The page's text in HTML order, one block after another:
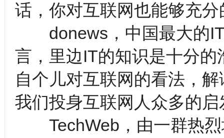
话，你对互联网也能够充
donews，中国最大的IT
言，里边IT的知识是十分的
自个儿对互联网的看法，
我们投身互联网人众多的启
TechWeb，由一群热烈